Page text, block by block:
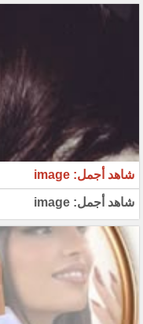
شاهد أجمل: image
شاهد أجمل: image